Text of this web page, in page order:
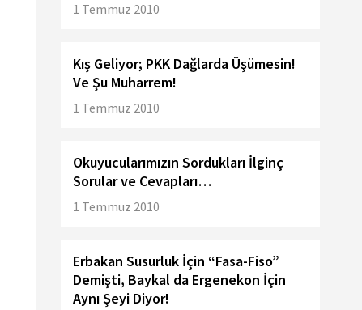
1 Temmuz 2010
Kış Geliyor; PKK Dağlarda Üşümesin!
Ve Şu Muharrem!
1 Temmuz 2010
Okuyucularımızın Sordukları İlginç
Sorular ve Cevapları…
1 Temmuz 2010
Erbakan Susurluk İçin “Fasa-Fiso”
Demişti, Baykal da Ergenekon İçin
Aynı Şeyi Diyor!